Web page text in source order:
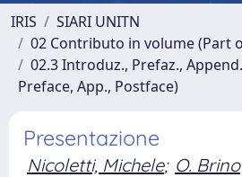
IRIS
SIARI UNITN
02 Contributo in volume (Part
02.3 Introduz., Prefaz.,
Preface, App., Postface)
Presentazione
Nicoletti, Michele; O. Brino